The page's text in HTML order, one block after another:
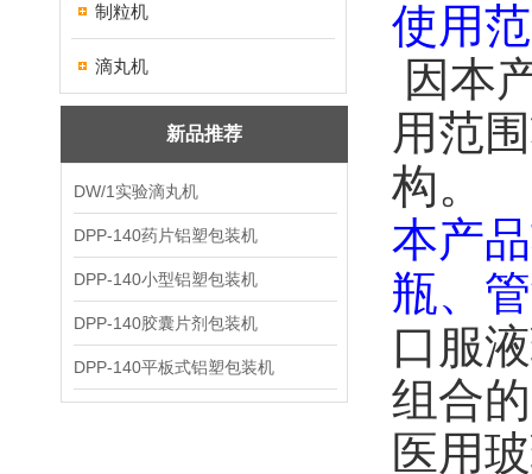
制粒机
滴丸机
新品推荐
DW/1实验滴丸机
DPP-140药片铝塑包装机
DPP-140小型铝塑包装机
DPP-140胶囊片剂包装机
DPP-140平板式铝塑包装机
使用
因本
用范
构。
本产
瓶、
口服
组合
医用